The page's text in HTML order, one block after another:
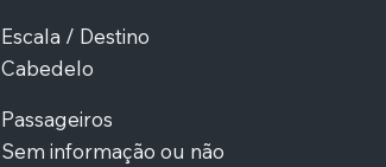
Escala / Destino
Cabedelo
Passageiros
Sem informação ou não